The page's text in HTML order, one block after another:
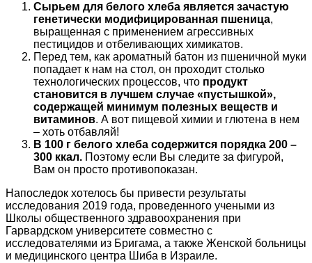
Сырьем для белого хлеба является зачастую
генетически модифицированная пшеница,
выращенная с применением агрессивных
пестицидов и отбеливающих химикатов.
Перед тем, как ароматный батон из пшеничной муки
попадает к нам на стол, он проходит столько
технологических процессов, что продукт
становится в лучшем случае «пустышкой»,
содержащей минимум полезных веществ и
витаминов. А вот пищевой химии и глютена в нем
– хоть отбавляй!
В 100 г белого хлеба содержится порядка 200 –
300 ккал. Поэтому если Вы следите за фигурой,
Вам он просто противопоказан.
Напоследок хотелось бы привести результаты
исследования 2019 года, проведенного учеными из
Школы общественного здравоохранения при
Гарвардском университете совместно с
исследователями из Бригама, а также Женской больницы
и медицинского центра Шиба в Израиле.